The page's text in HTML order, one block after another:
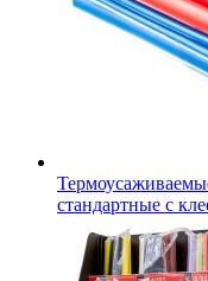
стандартные с